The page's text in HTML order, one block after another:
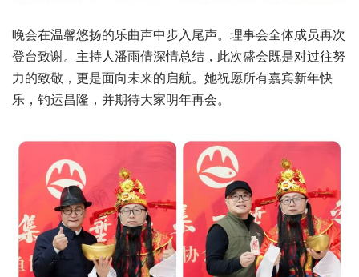
晚会在温馨悠扬的乐曲声中步入尾声。理事会全体成员再次
登台致谢。主持人潘雨倩深情总结，此次盛会既是对过往努
力的致敬，更是面向未来的启航。她祝愿所有嘉宾新年快
乐，钓运昌隆，并期待大家明年再会。